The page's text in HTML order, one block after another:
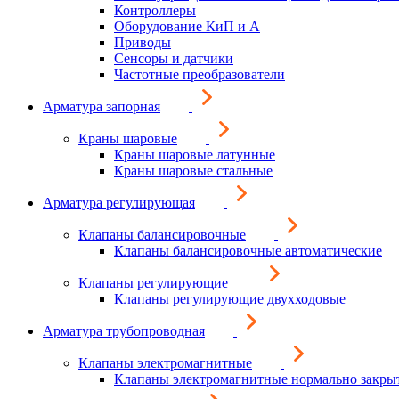
Контроллеры
Оборудование КиП и А
Приводы
Сенсоры и датчики
Частотные преобразователи
Арматура запорная
Краны шаровые
Краны шаровые латунные
Краны шаровые стальные
Арматура регулирующая
Клапаны балансировочные
Клапаны балансировочные автоматические
Клапаны регулирующие
Клапаны регулирующие двухходовые
Арматура трубопроводная
Клапаны электромагнитные
Клапаны электромагнитные нормально